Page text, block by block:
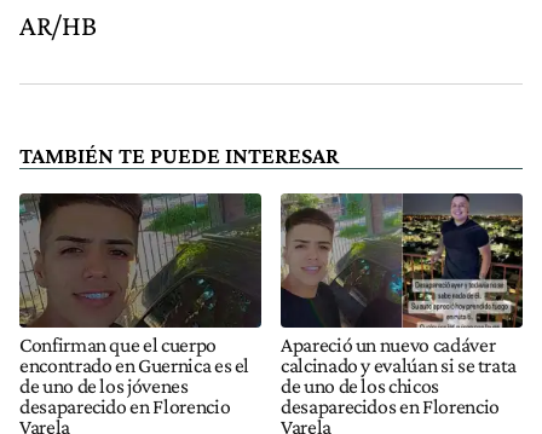
AR/HB
TAMBIÉN TE PUEDE INTERESAR
Confirman que el cuerpo
encontrado en Guernica es el
de uno de los jóvenes
desaparecido en Florencio
Varela
Apareció un nuevo cadáver
calcinado y evalúan si se trata
de uno de los chicos
desaparecidos en Florencio
Varela